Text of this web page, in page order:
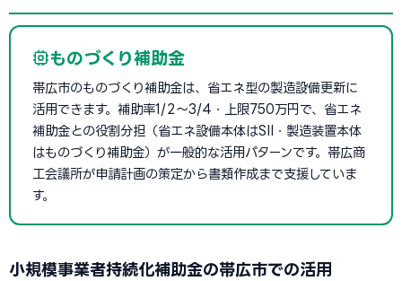
ものづくり補助金
帯広市のものづくり補助金は、省エネ型の製造設備更新に
活用できます。補助率1/2〜3/4・上限750万円で、省エネ
補助金との役割分担（省エネ設備本体はSII・製造装置本体
はものづくり補助金）が一般的な活用パターンです。帯広商
工会議所が申請計画の策定から書類作成まで支援していま
す。
小規模事業者持続化補助金の帯広市での活用